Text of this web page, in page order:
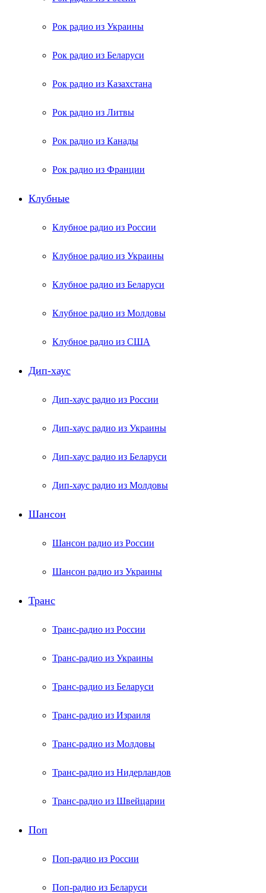
Рок радио из Украины
Рок радио из Беларуси
Рок радио из Казахстана
Рок радио из Литвы
Рок радио из Канады
Рок радио из Франции
Клубные
Клубное радио из России
Клубное радио из Украины
Клубное радио из Беларуси
Клубное радио из Молдовы
Клубное радио из США
Дип-хаус
Дип-хаус радио из России
Дип-хаус радио из Украины
Дип-хаус радио из Беларуси
Дип-хаус радио из Молдовы
Шансон
Шансон радио из России
Шансон радио из Украины
Транс
Транс-радио из России
Транс-радио из Украины
Транс-радио из Беларуси
Транс-радио из Израиля
Транс-радио из Молдовы
Транс-радио из Нидерландов
Транс-радио из Швейцарии
Поп
Поп-радио из России
Поп-радио из Беларуси